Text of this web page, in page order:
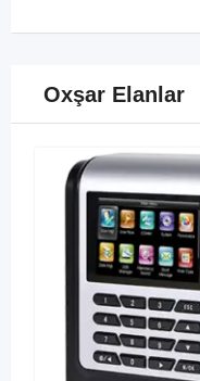
Oxşar Elanlar